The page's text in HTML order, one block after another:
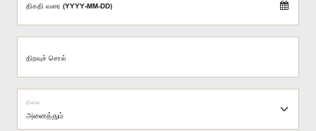
திகதி வரை (YYYY-MM-DD)
திறவுச் சொல்
நிலை